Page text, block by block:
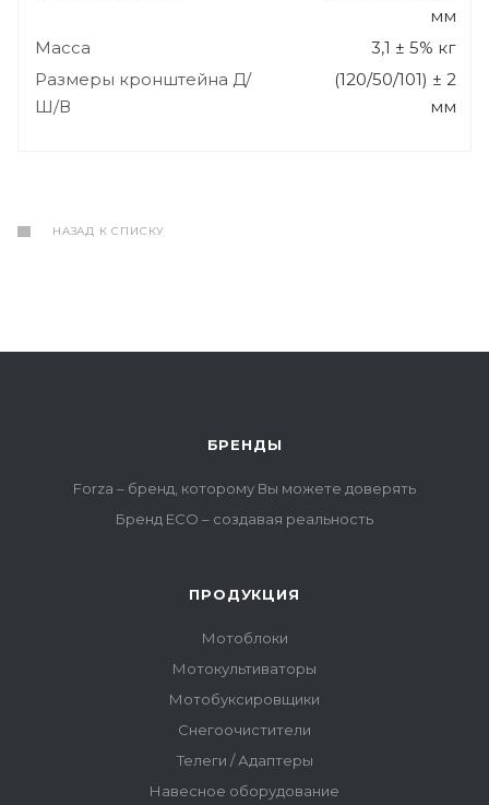
мм
Масса
3,1 ± 5% кг
Размеры кронштейна Д/
Ш/В
(120/50/101) ± 2
мм
НАЗАД К СПИСКУ
БРЕНДЫ
Forza – бренд, которому Вы можете доверять
Бренд ECO – создавая реальность
ПРОДУКЦИЯ
Мотоблоки
Мотокультиваторы
Мотобуксировщики
Снегоочистители
Телеги / Адаптеры
Навесное оборудование